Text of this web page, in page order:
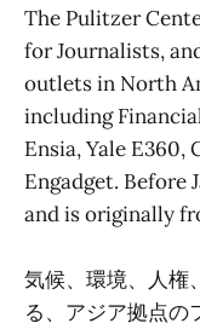
The Pulitzer
for Journalists,
outlets in North
including
Ensia, Yale E360,
Engadget. Before
and is originally
気候、環境、人権
る、アジア拠点の